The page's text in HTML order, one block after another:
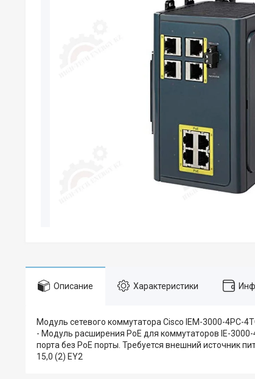
Описание Характеристики
Модуль сетевого коммутатора Cisco IEM-3000-4PC-
- Модуль расширения PoE для коммутаторов IE-3000-
порта без PoE порты. Требуется внешний источник
15,0 (2) EY2